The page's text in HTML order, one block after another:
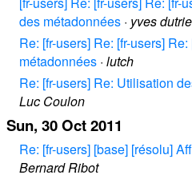
des métadonnées · yves
Re: [fr-users] Re: [fr-users]
métadonnées · lutch
Re: [fr-users] Re: Utilisation
Luc Coulon
Sun, 30 Oct 2011
Re: [fr-users] [base] [résolu]
Bernard Ribot